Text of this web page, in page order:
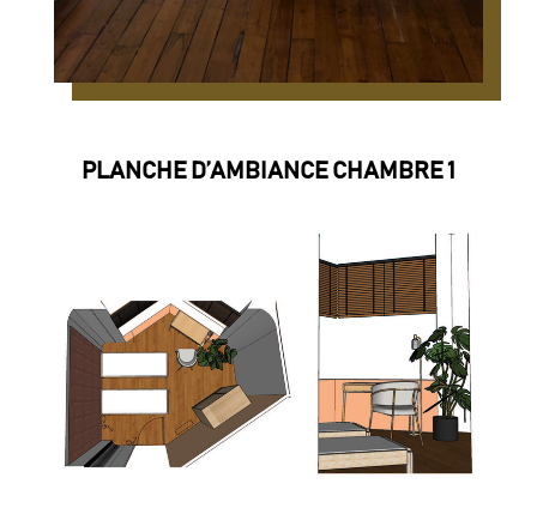
PLANCHE D’AMBIANCE CHAMBRE 1